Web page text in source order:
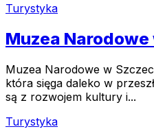
Turystyka
Muzea
Muzea Narodowe w
która sięga daleko w
są z rozwojem kultury i...
Turystyka